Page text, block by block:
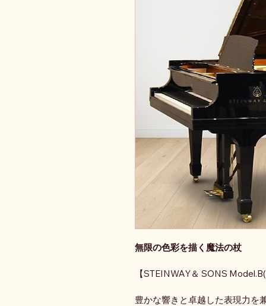
無限の色彩を描く魔法の杖
【STEINWAY＆ SONS
豊かな響きと卓越した表現力を